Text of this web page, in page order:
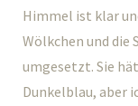
Himmel ist klar
Wölkchen und die
umgesetzt. Sie
Dunkelblau, aber